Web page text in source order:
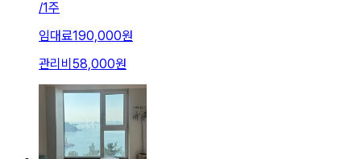
/1주
임대료190,000원
관리비 58,000원